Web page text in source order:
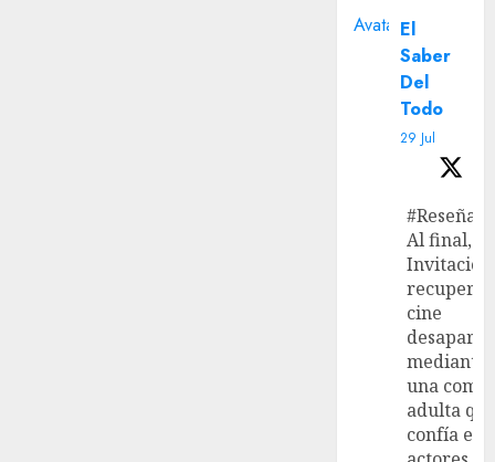
Avatar El
Saber
Del
Todo
29 Jul
#Reseña
Al final,
recupera
cine
mediante
una
adulta
confía en